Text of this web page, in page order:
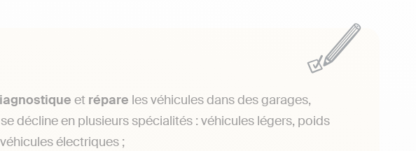
et répare les véhicules dans des garages,
décline en plusieurs spécialités : véhicules légers, poids
électriques ;